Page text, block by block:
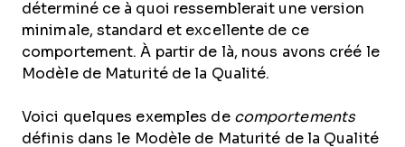
déterminé ce à quoi ressemblerait une version
minimale, standard et excellente de ce
comportement. À partir de là, nous avons créé le
Modèle de Maturité de la Qualité.
Voici quelques exemples de comportements
définis dans le Modèle de Maturité de la Qualité